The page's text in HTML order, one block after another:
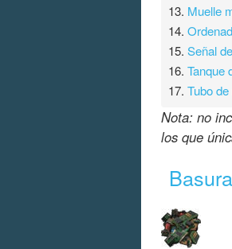
13. Muelle
14.
15.Señal
16.Tanque
17.Tubo
Nota: no
los que